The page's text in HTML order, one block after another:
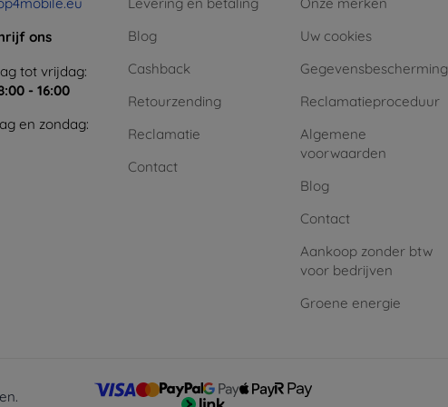
ons
tot vrijdag:
- 16:00
en zondag:
Blog
Cashback
Retourzending
Reclamatie
Contact
Uw cookies
Gegevensbescherming
Reclamatieproceduur
Algemene
voorwaarden
Blog
Contact
Aankoop zonder btw
voor bedrijven
Groene energie